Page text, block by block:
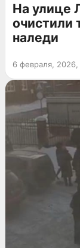
На улице
очистили
наледи
6 февраля, 2026,